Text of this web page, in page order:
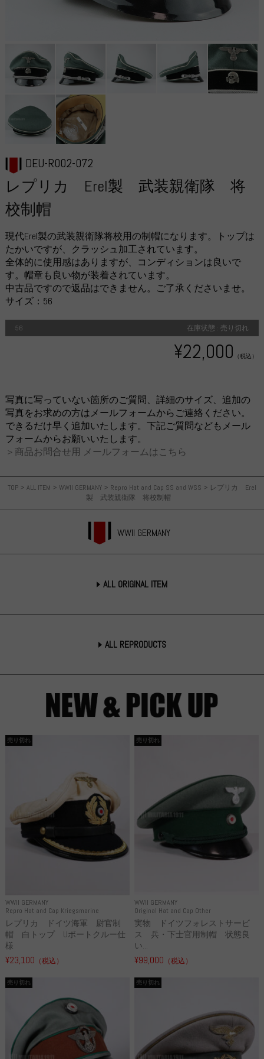
TOP > ALL ITEM > WWII GERMANY > Repro Hat and Cap SS and WSS > レプリカ Erel
製 武装親衛隊 将校制帽
WWII GERMANY
ALL ORIGINAL ITEM
ALL REPRODUCTS
DEU-R002-072
レプリカ Erel製 武装親衛隊 将
校制帽
現代Erel製の武装親衛隊将校用の制帽になります。トップは
たかいですが、クラッシュ加工されています。
全体的に使用感はありますが、コンディションは良いで
す。帽章も良い物が装着されています。
中古品ですので返品はできません。ご了承くださいませ。
サイズ：56
56 在庫状態 : 売り切れ
¥22,000 （税込）
写真に写っていない箇所のご質問、詳細のサイズ、追加の
写真をお求めの方はメールフォームからご連絡ください。
できるだけ早く追加いたします。下記ご質問などもメール
フォームからお願いいたします。
＞商品お問合せ用 メールフォームはこちら
WWII GERMANY
Repro Hat and Cap Kriegsmarine
売り切れ
レプリカ ドイツ海軍 尉官制
帽 白トップ Uボートクルー仕
様
¥23,100 （税込）
WWII GERMANY
Original Hat and Cap Other
売り切れ
実物 ドイツフォレストサービ
ス 兵・下士官用制帽 状態良
い...
¥99,000 （税込）
売り切れ 売り切れ